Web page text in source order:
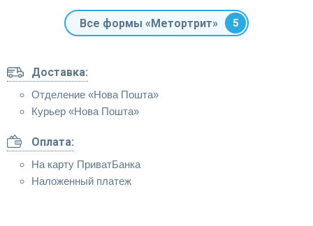
Все формы «Метортрит» 5
Доставка:
Отделение «Нова Пошта»
Курьер «Нова Пошта»
Оплата:
На карту ПриватБанка
Наложенный платеж